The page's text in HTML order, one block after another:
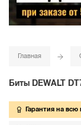
Главная
Биты DEWALT
Гарантия на